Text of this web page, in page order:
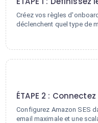
Créez vos règles
déclenchent quel type de
ÉTAPE 2 :
Configurez Amazon SES
email maximale et une